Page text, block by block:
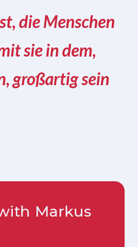
die Menschen
sie in dem,
großartig sein
Markus